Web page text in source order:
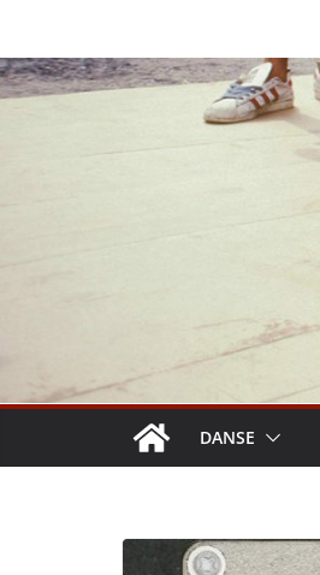
contenu
DANSE